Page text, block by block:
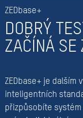
ZEDbase+
DOBRÝ
ZAČÍNÁ SE
ZEDbase+ je dalším
inteligentních
přizpůsobíte